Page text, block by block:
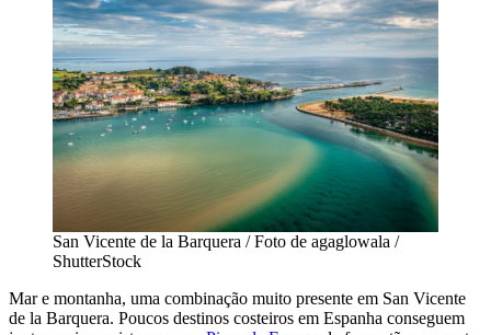
San Vicente de la Barquera / Foto de agaglowala /
ShutterStock
Mar e montanha, uma combinação muito presente em San Vicente
de la Barquera. Poucos destinos costeiros em Espanha conseguem